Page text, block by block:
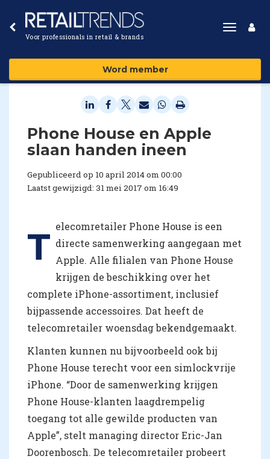
Voor professionals in retail & brands
Toggle
Word member
Phone House en Apple
slaan handen ineen
Gepubliceerd op 10 april 2014 om 00:00
Laatst gewijzigd: 31 mei 2017 om 16:49
T elecomretailer Phone House is een
directe samenwerking aangegaan met
Apple. Alle filialen van Phone House
krijgen de beschikking over het
complete iPhone-assortiment, inclusief
bijpassende accessoires. Dat heeft de
telecomretailer woensdag bekendgemaakt.
Klanten kunnen nu bijvoorbeeld ook bij
Phone House terecht voor een simlockvrije
iPhone. “Door de samenwerking krijgen
Phone House-klanten laagdrempelig
toegang tot alle gewilde producten van
Apple”, stelt managing director Eric-Jan
Doorenbosch. De telecomretailer probeert